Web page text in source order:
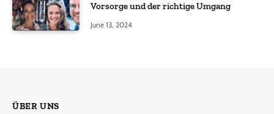
Vorsorge und der richtige Umgang
June 13, 2024
ÜBER UNS